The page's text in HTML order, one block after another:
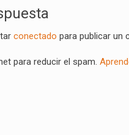
conectado para publicar un
para reducir el spam.